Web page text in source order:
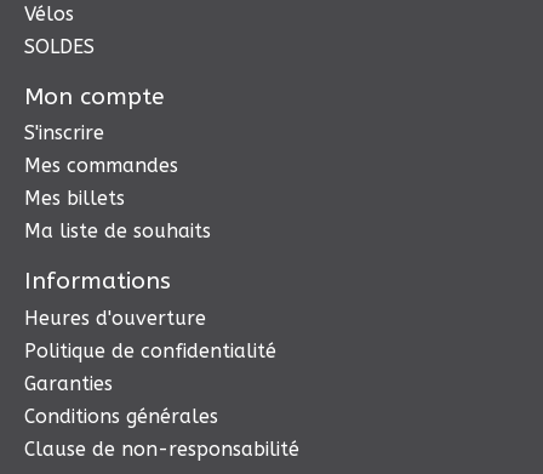
Vélos
SOLDES
Mon compte
S'inscrire
Mes commandes
Mes billets
Ma liste de souhaits
Informations
Heures d'ouverture
Politique de confidentialité
Garanties
Conditions générales
Clause de non-responsabilité